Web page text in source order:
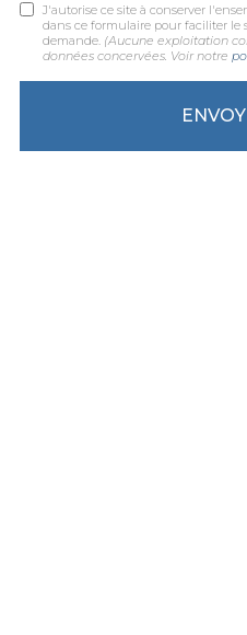
J'autorise ce site à conserver
dans ce formulaire pour faciliter le
demande. (Aucune exploitation
données concervées. Voir notre